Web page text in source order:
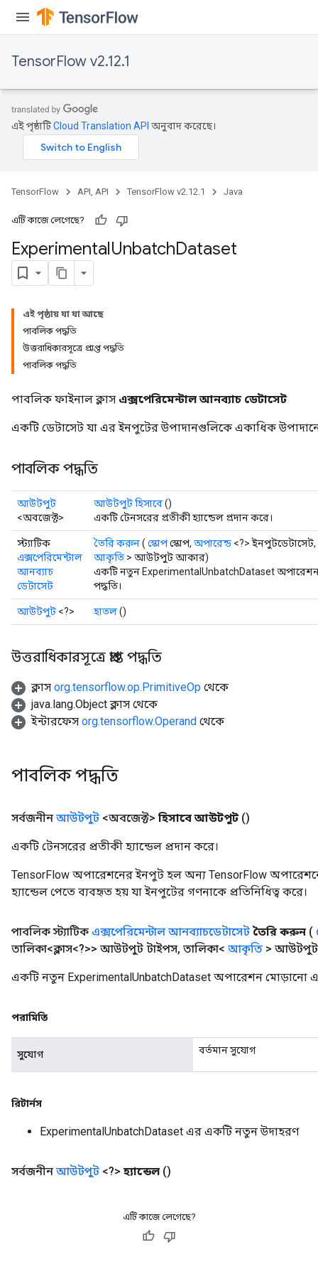
TensorFlow v2.12.1
এই পৃষ্ঠাটিCloud Translation API অনুবাদ করেছে।
TensorFlow API, API TensorFlow v2.12.1 Java
এটি কাজে লেগেছে?
ExperimentalUnbatchDataset
এই পৃষ্ঠায় যা যা আছে
পাবলিক পদ্ধতি
উত্তরাধিকারসূত্রে প্রাপ্ত পদ্ধতি
পাবলিক পদ্ধতি
পাবলিক ফাইনাল ক্লাস এক্সপেরিমেন্টাল আনব্যাচ ডেটাসেট
একটি ডেটাসেট যা এর ইনপুটের উপাদানগুলিকে একাধিক
পাবলিক পদ্ধতি
আউটপুট
<অবজেক্ট>
আউটপুট হিসাবে()
একটি টেনসরের প্রতীকী হ্যান্ডেল প্রদান করে।
স্ট্যাটিক
এক্সপেরিমেন্টাল
আনব্যাচ
ডেটাসেট
তৈরি করুন( স্কোপস্কোপ, অপারেন্ড <?>
আকৃতি > আউটপুট আকার)
একটি নতুন ExperimentalUnbatchDataset অপারেশন
পদ্ধতি।
আউটপুট <?> হাতল()
উত্তরাধিকারসূত্রে প্রাপ্ত পদ্ধতি
ক্লাস org.tensorflow.op.PrimitiveOp থেকে
java.lang.Object ক্লাস থেকে
ইন্টারফেস org.tensorflow.Operand থেকে
পাবলিক পদ্ধতি
সর্বজনীন আউটপুট <অবজেক্ট> হিসাবে আউটপুট ()
একটি টেনসরের প্রতীকী হ্যান্ডেল প্রদান করে।
TensorFlow অপারেশনের ইনপুট হল অন্য TensorFlow
হ্যান্ডেল পেতে ব্যবহৃত হয় যা ইনপুটের গণনাকে প্রতিনিধিত্ব করে।
পাবলিক স্ট্যাটিক এক্সপেরিমেন্টাল আনব্যাচডেটাসেট তৈরি করুন (
তালিকা<ক্লাস<?>> আউটপুট টাইপস, তালিকা< আকৃতি >
একটি নতুন ExperimentalUnbatchDataset অপারেশন মোড়ানো
পরামিতি
সুযোগ বর্তমান সুযোগ
রিটার্নস
ExperimentalUnbatchDataset এর একটি নতুন উদাহরণ
সর্বজনীন আউটপুট <?> হ্যান্ডেল ()
এটি কাজে লেগেছে?